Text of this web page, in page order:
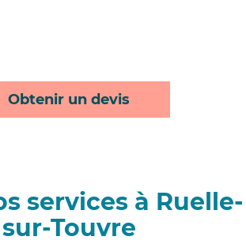
Obtenir un devis
services à Ruelle-
sur-Touvre